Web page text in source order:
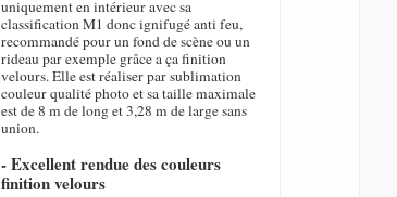
uniquement en intérieur avec sa
classification M1 donc ignifugé anti feu,
recommandé pour un fond de scène ou un
rideau par exemple grâce a ça finition
velours. Elle est réaliser par sublimation
couleur qualité photo et sa taille maximale
est de 8 m de long et 3,28 m de large sans
union.
- Excellent rendue des couleurs
finition velours